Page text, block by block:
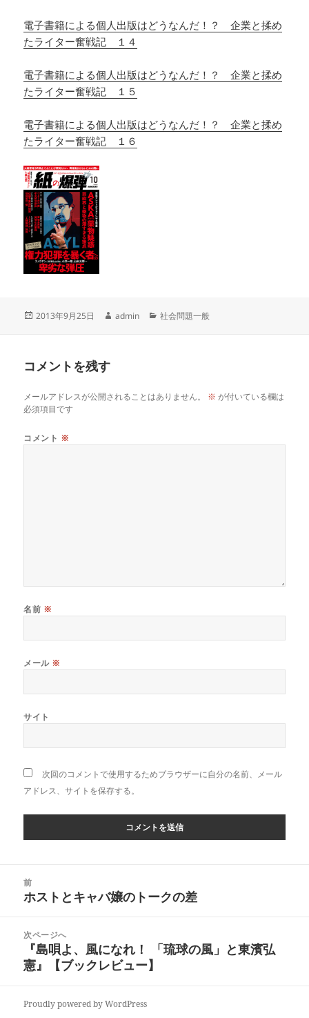
電子書籍による個人出版はどうなんだ！？ 企業と揉め
たライター奮戦記 １４
電子書籍による個人出版はどうなんだ！？ 企業と揉め
たライター奮戦記 １５
電子書籍による個人出版はどうなんだ！？ 企業と揉め
たライター奮戦記 １６
投
2013年9月25日
作
admin
カ
社会問題一般
コメントを残す
メールアドレスが公開されることはありません。 ※ が付いている欄は
必須項目です
コメント ※
名前 ※
メール ※
サイト
次回のコメントで使用するためブラウザーに自分の名前、メール
アドレス、サイトを保存する。
前
前
投
稿:
ホストとキャバ嬢のトークの差
次ページへ
次
の
稿:
『島唄よ、風になれ！ 「琉球の風」と東濱弘
憲』【ブックレビュー】
Proudly powered by WordPress